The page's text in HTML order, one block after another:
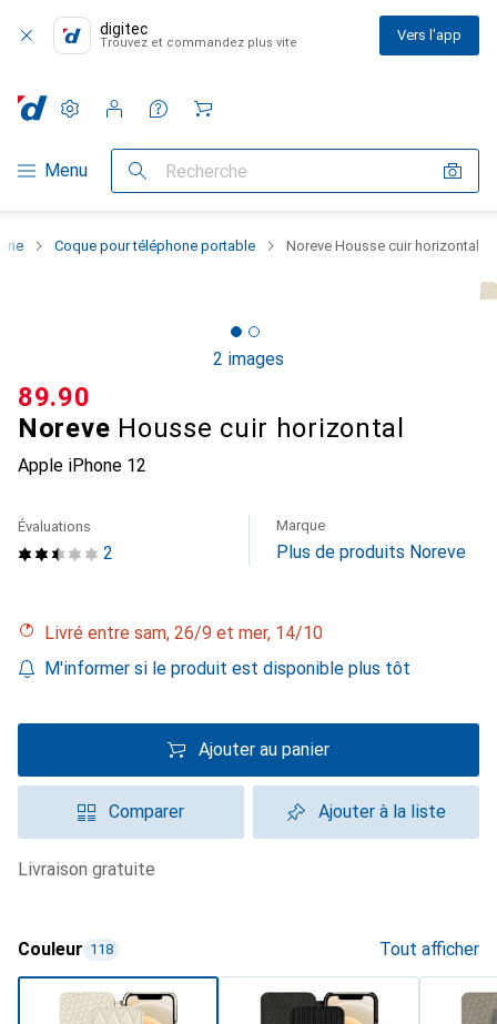
digitec
Trouvez et commandez plus vite Vers l'app
Navigation par catégorie
Menu Recherche
Paramètres
Compte client
Listes de comparaison
Listes d'envies
Panier
Coque pour téléphone portable Noreve Housse cuir horizontal
2 images
Noreve Housse cuir horizontal
Apple iPhone 12
CHF
89.90
2
Évaluations Marque
Plus de produits Noreve
Livré entre sam, 26/9 et mer, 14/10
M'informer si le produit est disponible plus tôt
Ajouter au panier
Comparer Ajouter à la liste
livraison gratuite
Couleur 118 Tout afficher